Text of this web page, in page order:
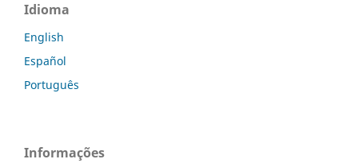
Idioma
English
Español
Português
Informações